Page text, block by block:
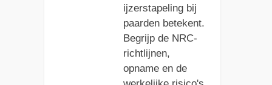
ijzerstapeling bij
paarden betekent.
Begrijp de NRC-
richtlijnen,
opname en de